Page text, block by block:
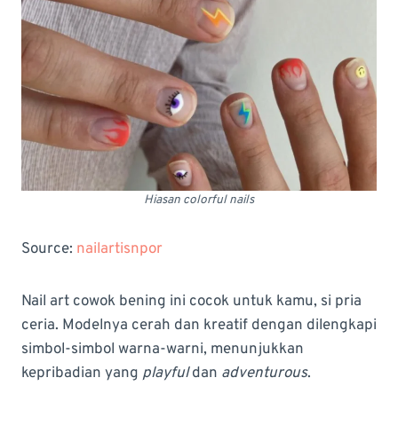
Hiasan colorful nails
Source: nailartisnpor
Nail art cowok bening ini cocok untuk kamu, si pria
ceria. Modelnya cerah dan kreatif dengan dilengkapi
simbol-simbol warna-warni, menunjukkan
kepribadian yang playfuldan adventurous.